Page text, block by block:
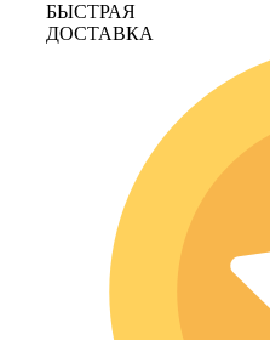
БЫСТРАЯ
ДОСТАВКА